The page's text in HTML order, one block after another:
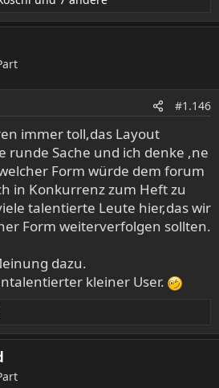
#1.146
immer toll,das Layout
runde Sache und ich denke ,ne
Form würde dem forum
in Konkurrenz zum Heft zu
talentierte Leute hier,das wir
Form weiterverfolgen sollten.
dazu.
kleiner User.